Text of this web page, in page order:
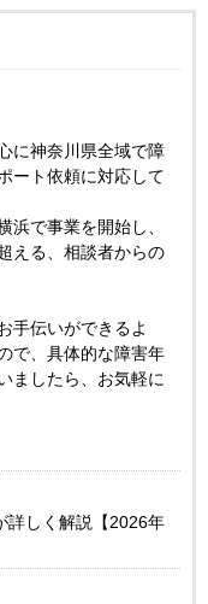
に神奈川県全域で障
ート依頼に対応して
浜で事業を開始し、
える、相談者からの
手伝いができるよ
で、具体的な障害年
ましたら、お気軽に
詳しく解説【2026年